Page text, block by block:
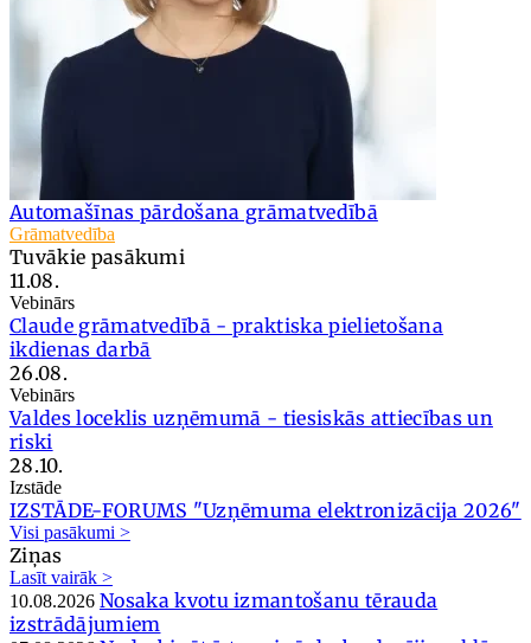
Automašīnas pārdošana grāmatvedībā
Grāmatvedība
Tuvākie pasākumi
11.08.
Vebinārs
Claude grāmatvedībā - praktiska pielietošana
ikdienas darbā
26.08.
Vebinārs
Valdes loceklis uzņēmumā - tiesiskās attiecības un
riski
28.10.
Izstāde
IZSTĀDE-FORUMS "Uzņēmuma elektronizācija 2026"
Visi pasākumi >
Ziņas
Lasīt vairāk >
10.08.2026 Nosaka kvotu izmantošanu tērauda
izstrādājumiem